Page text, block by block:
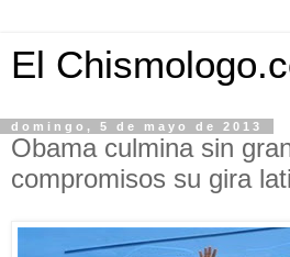
El
domingo, 5 de mayo de 2013
Obama culmina sin
compromisos su gira